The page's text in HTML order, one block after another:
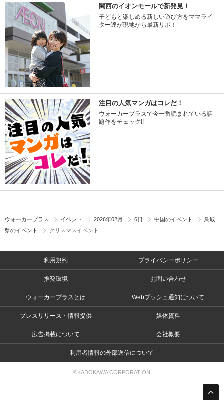
関西のイオンモールで新発見！
子どもと楽しめる新しい遊び方をママライ
ター達が現地から最新リポ！
注目の人気マンガはコレだ！
ウォーカープラスで今一番読まれている話
題作をチェック!!
ウォーカープラス イベント 2026年02月 6日 中国のイベント
鳥取
県のイベント
クリスマスイベント
利用規約 プライバシーポリシー
推奨環境 お問い合わせ
ウォーカープラスとは Webプッシュ通知について
プレスリリース・情報提供 媒体資料
広告掲載について 会社概要
利用者情報の外部送信について
©KADOKAWA CORPORATION